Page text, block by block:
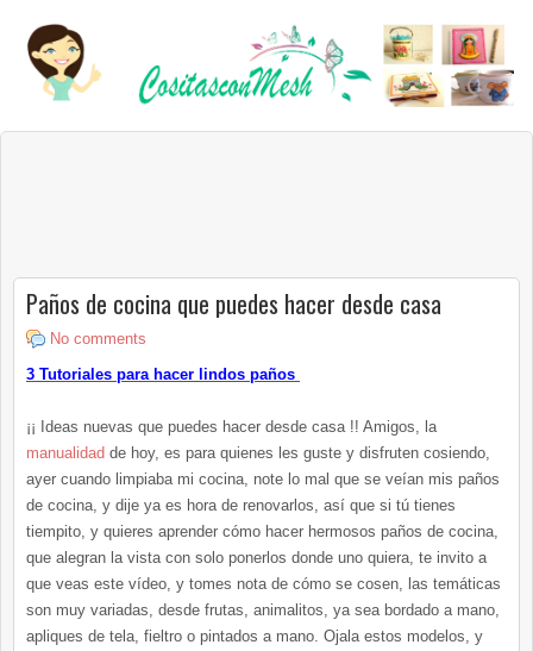
Paños de cocina que puedes hacer desde casa
No comments
3 Tutoriales para hacer lindos paños
¡¡ Ideas nuevas que puedes hacer desde casa !! Amigos, la
manualidad de hoy, es para quienes les guste y disfruten cosiendo,
ayer cuando limpiaba mi cocina, note lo mal que se veían mis paños
de cocina, y dije ya es hora de renovarlos, así que si tú tienes
tiempito, y quieres aprender cómo hacer hermosos paños de cocina,
que alegran la vista con solo ponerlos donde uno quiera, te invito a
que veas este vídeo, y tomes nota de cómo se cosen, las temáticas
son muy variadas, desde frutas, animalitos, ya sea bordado a mano,
apliques de tela, fieltro o pintados a mano. Ojala estos modelos, y